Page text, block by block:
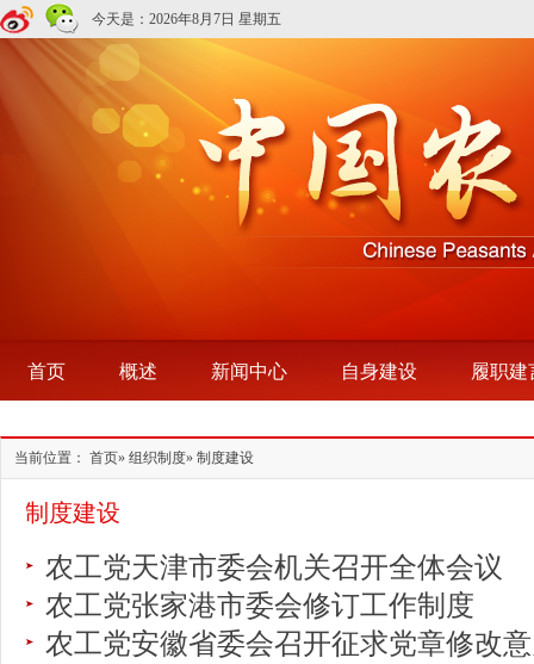
今天是： 2026年8月7日 星期五
首页 概述 新闻中心 自身建设 履职建
当前位置： 首页» 组织制度» 制度建设
制度建设
农工党天津市委会机关召开全体会议
农工党张家港市委会修订工作制度
农工党安徽省委会召开征求党章修改